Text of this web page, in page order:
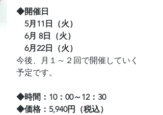
◆開催日
5月11日（火）
6月 8日（火）
6月22日（火）
今後、月１～２回で開催していく
予定です。
◆時間：10：00～12：30
◆価格：5,940円（税込）